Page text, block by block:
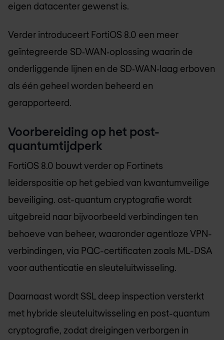
eigen datacenter gewenst is.
Verder introduceert FortiOS 8.0 een meer
geïntegreerde SD‑WAN‑oplossing waarin de
onderliggende lijnen en de SD‑WAN‑laag erboven
als één geheel worden beheerd en
gerapporteerd.
Voorbereiding op het post-
quantumtijdperk
FortiOS 8.0 bouwt verder op Fortinets
leiderspositie op het gebied van kwantumveilige
beveiliging. ost-quantum cryptografie wordt
uitgebreid naar bijvoorbeeld verbindingen ten
behoeve van beheer, waaronder agentloze VPN-
verbindingen, via PQC-certificaten zoals ML-DSA
voor authenticatie en sleuteluitwisseling.
Daarnaast wordt SSL deep inspection versterkt
met hybride sleuteluitwisseling en post-quantum
cryptografie, zodat dreigingen verborgen in